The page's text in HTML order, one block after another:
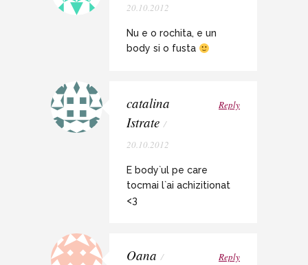
20.10.2012
Nu e o rochita, e un
body si o fusta
catalina
Istrate /
20.10.2012
Reply
E body`ul pe care
tocmai l`ai achizitionat
<3
Oana /
Reply